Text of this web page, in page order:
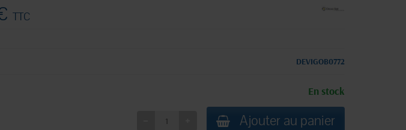
TTC
DEVIGOB0772
En stock
Ajouter au panier